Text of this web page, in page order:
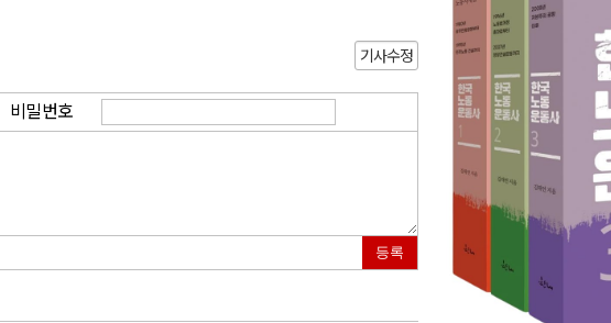
기사수정
비밀번호
등록